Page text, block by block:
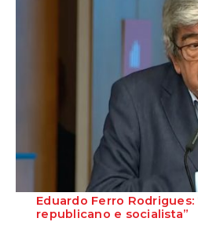
Eduardo Ferro
republicano e socialista”